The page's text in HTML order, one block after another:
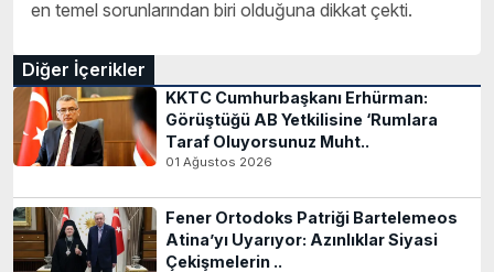
en temel sorunlarından biri olduğuna dikkat çekti.
Diğer İçerikler
KKTC Cumhurbaşkanı Erhürman:
Görüştüğü AB Yetkilisine ‘Rumlara
Taraf Oluyorsunuz Muht..
01 Ağustos 2026
Fener Ortodoks Patriği Bartelemeos
Atina’yı Uyarıyor: Azınlıklar Siyasi
Çekişmelerin ..